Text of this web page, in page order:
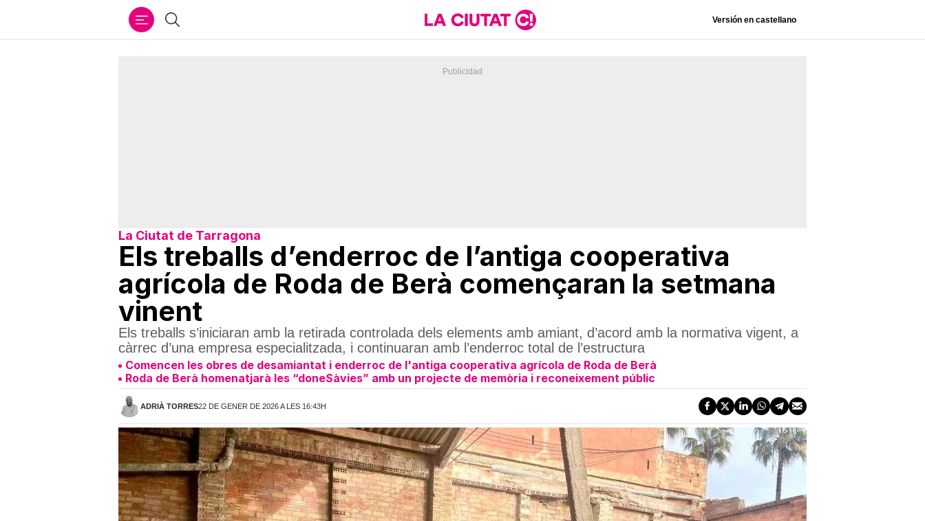
Cercar Versión en castellano
La Ciutat de Tarragona
Els treballs d’enderroc de l’antiga cooperativa
agrícola de Roda de Berà començaran la setmana
vinent
Els treballs s’iniciaran amb la retirada controlada dels elements amb amiant, d’acord amb la normativa vigent, a
càrrec d’una empresa especialitzada, i continuaran amb l’enderroc total de l’estructura
Comencen les obres de desamiantat i enderroc de l'antiga cooperativa agrícola de Roda de Berà
Roda de Berà homenatjarà les “doneSàvies” amb un projecte de memòria i reconeixement públic
ADRIÀ TORRES22 DE GENER DE 2026 A LES 16:43H